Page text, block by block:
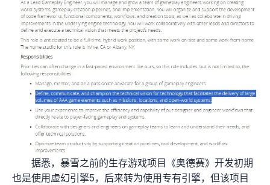
据悉，暴雪之前的生存游戏项目《奥德赛》开发初期
也是使用虚幻引擎5，后来转为使用专有引擎，但该项目